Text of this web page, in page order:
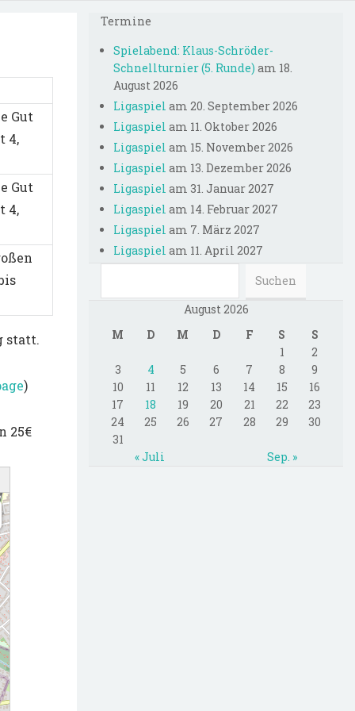
Gut
4,
Gut
4,
statt.
)
25€
Termine
Spielabend: Klaus-Schröder-
Schnellturnier (5. Runde) am 18.
August 2026
Ligaspiel am 20. September 2026
Ligaspiel am 11. Oktober 2026
Ligaspiel am 15. November 2026
Ligaspiel am 13. Dezember 2026
Ligaspiel am 31. Januar 2027
Ligaspiel am 14. Februar 2027
Ligaspiel am 7. März 2027
Ligaspiel am 11. April 2027
August 2026
M
D M D F S
S
1
2
3
4 5 6 7 8
9
10
11 12 13 14 15
16
17
18 19 20 21 22
23
24
25 26 27 28 29
30
31
« Juli
Sep. »